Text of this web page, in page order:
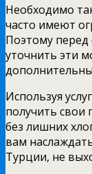
Необходимо
часто имеют
Поэтому
уточнить эти
Используя
получить свои
без лишних
вам
Турции, не